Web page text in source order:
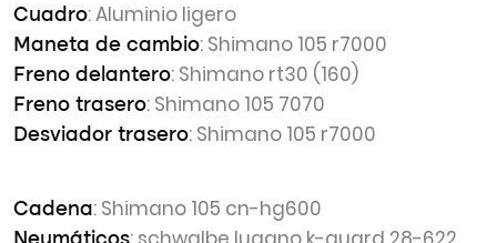
Cuadro: Aluminio ligero
Maneta de cambio: Shimano 105 r7000
Freno delantero: Shimano rt30 (160)
Freno trasero: Shimano 105 7070
Desviador trasero: Shimano 105 r7000
Cadena: Shimano 105 cn-hg600